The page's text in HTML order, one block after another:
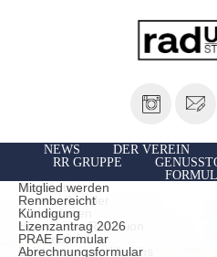
NEWS DER VEREIN
Vorstand
Unsere Sportler
TrainerInnen
Historie der Radunion
Presseberichte
Leistungen des Vereins
RR GRUPPE
Ausfahrten
Mitglied werden
Rennbereicht
Kündigung
Lizenzantrag 2026
PRAE Formular
Abrechnungsformular